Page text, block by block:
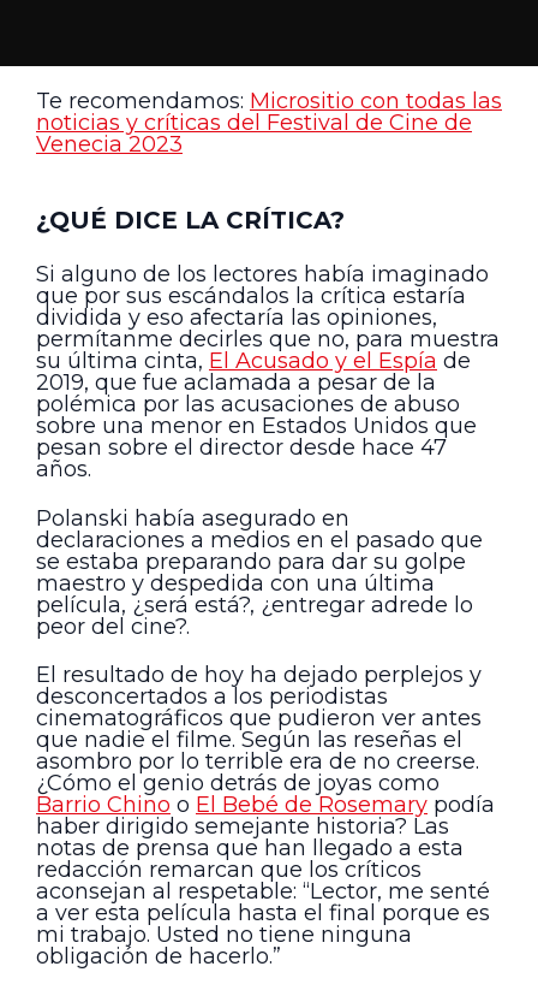
Te recomendamos: Micrositio con todas las
noticias y críticas del Festival de Cine de
Venecia 2023
¿QUÉ DICE LA CRÍTICA?
Si alguno de los lectores había imaginado
que por sus escándalos la crítica estaría
dividida y eso afectaría las opiniones,
permítanme decirles que no, para muestra
su última cinta, El Acusado y el Espía de
2019, que fue aclamada a pesar de la
polémica por las acusaciones de abuso
sobre una menor en Estados Unidos que
pesan sobre el director desde hace 47
años.
Polanski había asegurado en
declaraciones a medios en el pasado que
se estaba preparando para dar su golpe
maestro y despedida con una última
película, ¿será está?, ¿entregar adrede lo
peor del cine?.
El resultado de hoy ha dejado perplejos y
desconcertados a los periodistas
cinematográficos que pudieron ver antes
que nadie el filme. Según las reseñas el
asombro por lo terrible era de no creerse.
¿Cómo el genio detrás de joyas como
Barrio Chino o El Bebé de Rosemary podía
haber dirigido semejante historia? Las
notas de prensa que han llegado a esta
redacción remarcan que los críticos
aconsejan al respetable: “Lector, me senté
a ver esta película hasta el final porque es
mi trabajo. Usted no tiene ninguna
obligación de hacerlo.”